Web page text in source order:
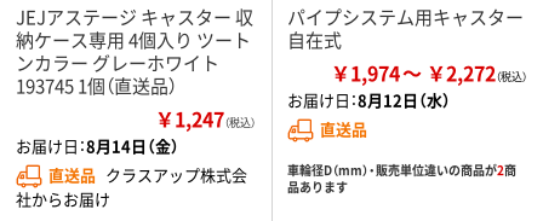
JEJアステージ キャスター 収
納ケース専用 4個入り ツート
ンカラー グレーホワイト
193745 1個（直送品）
￥1,247（税込）
お届け日：8月14日（金）
直送品 クラスアップ株式会
社からお届け
パイプシステム用キャスター
自在式
￥1,974 ￥2,272
お届け日：8月12日（水）
直送品
車輪径D（mm）・販売単位違いの商品が2商
品あります